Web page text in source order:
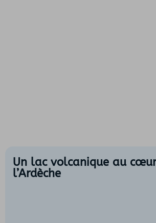
Un lac volcanique au
l’Ardèche